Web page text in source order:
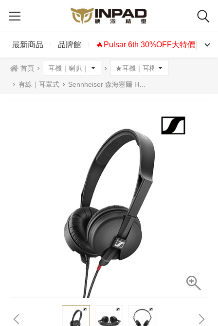
最新商品 品牌館 🔥Pulsar 6th 30%OFF大特價🔥
首頁
有線｜耳罩式 Sennheiser 森海塞爾 HD 25 Light 耳罩式耳機 HD25